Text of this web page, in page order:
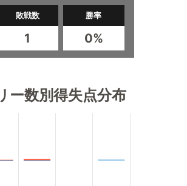
敗戦数
1
勝率
0%
ー数別得失点分布